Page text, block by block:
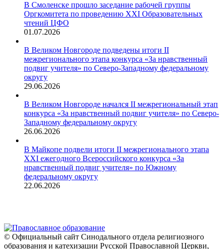
В Смоленске прошло заседание рабочей группы
Оргкомитета по проведению XXI Образовательных
чтений ЦФО
01.07.2026
В Великом Новгороде подведены итоги II
межрегионального этапа конкурса «За нравственный
подвиг учителя» по Северо-Западному федеральному
округу
29.06.2026
В Великом Новгороде начался II межрегиональный этап
конкурса «За нравственный подвиг учителя» по Северо-
Западному федеральному округу
26.06.2026
В Майкопе подвели итоги II межрегионального этапа
XXI ежегодного Всероссийского конкурса «За
нравственный подвиг учителя» по Южному
федеральному округу
22.06.2026
© Официальный сайт Синодального отдела религиозного
образования и катехизации Русской Православной Церкви,